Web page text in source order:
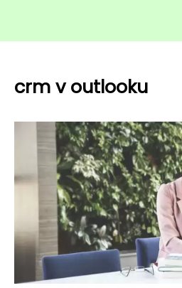
crm v outlooku